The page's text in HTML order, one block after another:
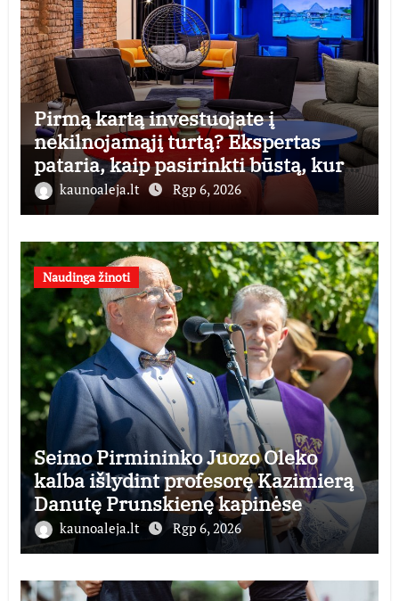
Pirmą kartą investuojate į
nekilnojamąjį turtą? Ekspertas
pataria, kaip pasirinkti būstą, kuris
generuos grąžą
kaunoaleja.lt Rgp 6, 2026
Naudinga žinoti
Seimo Pirmininko Juozo Oleko
kalba išlydint profesorę Kazimierą
Danutę Prunskienę kapinėse
kaunoaleja.lt Rgp 6, 2026